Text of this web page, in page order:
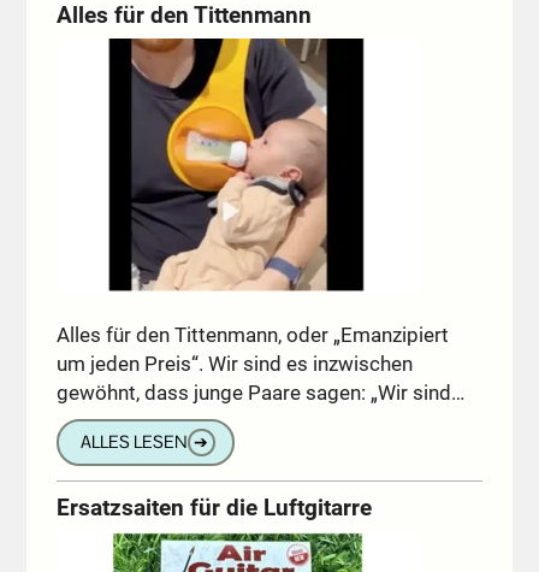
Alles für den Tittenmann
Alles für den Tittenmann, oder „Emanzipiert
um jeden Preis“. Wir sind es inzwischen
gewöhnt, dass junge Paare sagen: „Wir sind…
ALLES LESEN ➔
Ersatzsaiten für die Luftgitarre